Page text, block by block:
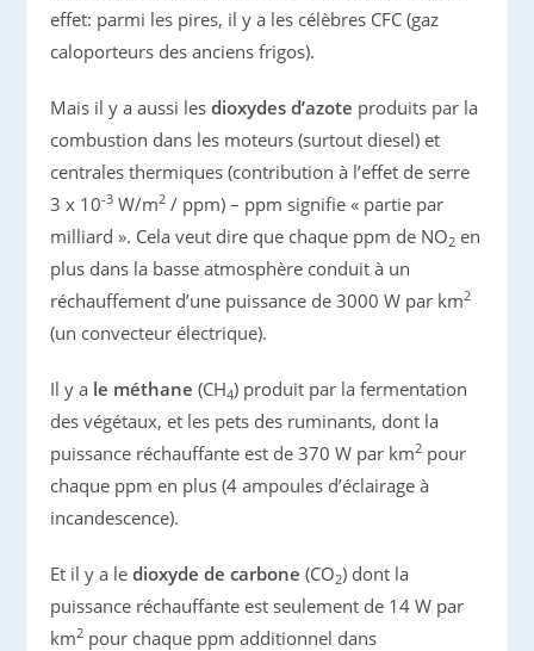
effet: parmi les pires, il y a les célèbres CFC (gaz
caloporteurs des anciens frigos).
Mais il y a aussi lesdioxydes d’azote produits par la
combustion dans les moteurs (surtout diesel) et
centrales thermiques (contribution à l’effet de serre
3 x 10-3 W/m2 / ppm) – ppm signifie « partie par
milliard ». Cela veut dire que chaque ppm de NO2 en
plus dans la basse atmosphère conduit à un
réchauffement d’une puissance de 3000 W par km2
(un convecteur électrique).
Il y a le méthane (CH4) produit par la fermentation
des végétaux, et les pets des ruminants, dont la
puissance réchauffante est de 370 W par km2 pour
chaque ppm en plus (4 ampoules d’éclairage à
incandescence).
Et il y a le dioxyde de carbone (CO2) dont la
puissance réchauffante est seulement de 14 W par
km2 pour chaque ppm additionnel dans